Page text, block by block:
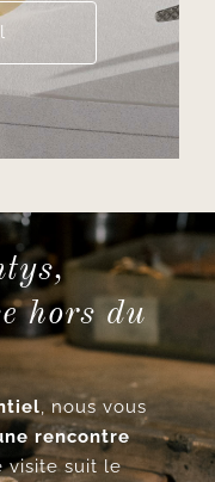
hors du
, nous vous
rencontre
visite suit le